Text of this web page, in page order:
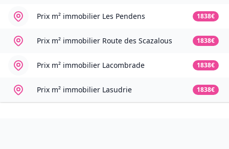
Prix m² immobilier Les Pendens 1838€
Prix m² immobilier Route des Scazalous 1838€
Prix m² immobilier Lacombrade 1838€
Prix m² immobilier Lasudrie 1838€